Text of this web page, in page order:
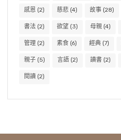
感恩 (2) 慈悲 (4) 故事 (28)
書法 (2) 欲望 (3) 母親 (4)
管理 (2) 素食 (6) 經典 (7)
親子 (5) 言語 (2) 讀書 (2)
閱讀 (2)